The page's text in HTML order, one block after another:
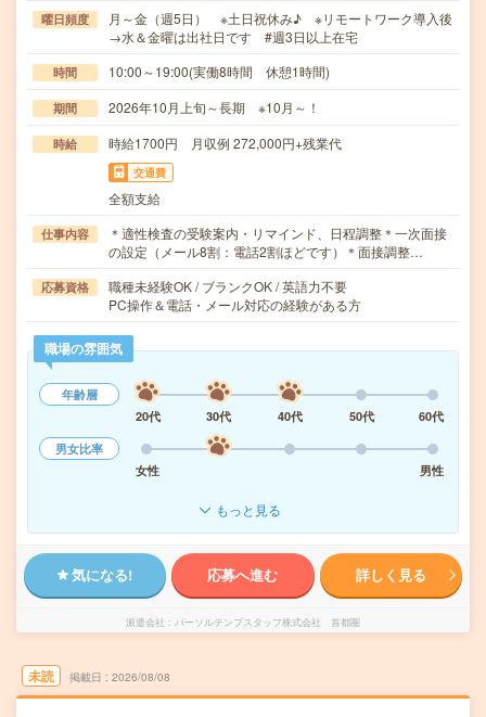
曜日頻度
月～金（週5日） ※土日祝休み♪ ※リモートワーク導入後
→水＆金曜は出社日です #週3日以上在宅
時間 10:00～19:00(実働8時間 休憩1時間)
期間 2026年10月上旬～長期 ※10月～！
時給 時給1700円 月収例 272,000円+残業代
交通費
全額支給
仕事内容
＊適性検査の受験案内・リマインド、日程調整＊一次面接
の設定（メール8割：電話2割ほどです）＊面接調整…
応募資格
職種未経験OK / ブランクOK / 英語力不要
PC操作＆電話・メール対応の経験がある方
職場の雰囲気
年齢層
20代
30代 40代 50代
60代
男女比率
女性
男性
もっと見る
気になる! 応募へ進む 詳しく見る
派遣会社 パーソルテンプスタッフ株式会社 首都圏
未読 掲載日 2026/08/08